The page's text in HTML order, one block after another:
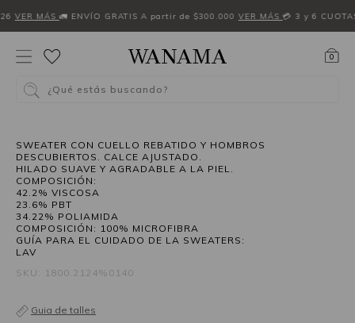
VER MÁS 🚛 ENVÍO GRATIS A partir de $300.000 VER MÁS 💳 3 y 6
0
¿Qué estás buscando?
SWEATER CON CUELLO REBATIDO Y HOMBROS
DESCUBIERTOS. CALCE AJUSTADO.
HILADO SUAVE Y AGRADABLE A LA PIEL.
COMPOSICIÓN:
42.2% VISCOSA
23.6% PBT
34.22% POLIAMIDA
COMPOSICIÓN: 100% MICROFIBRA
GUÍA PARA EL CUIDADO DE LA SWEATERS:
LAV
SKU: 1800.2124%0140
Guia de talles